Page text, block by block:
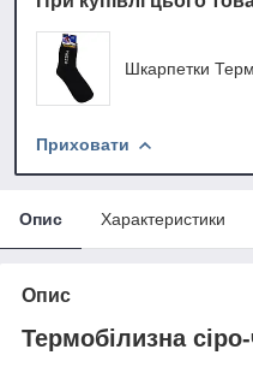
Шкарпетки
Приховати
Опис Характеристики
Опис
Термобілизна